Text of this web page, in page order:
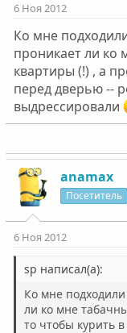
6 Ноя 2012
Ко мне
проникает ли ко
квартиры (!) , a
перед дверью --
выдрессировали
anamax
Посетитель
6 Ноя 2012
sp написал(а):
Ко мне
ли ко мне
то чтобы курить